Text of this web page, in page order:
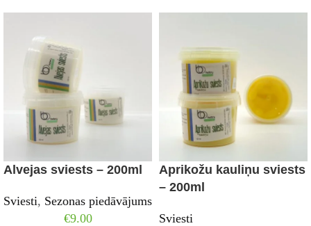
Alvejas sviests – 200ml
Sviesti, Sezonas piedāvājums
€9.00
Aprikožu kauliņu sviests
– 200ml
Sviesti